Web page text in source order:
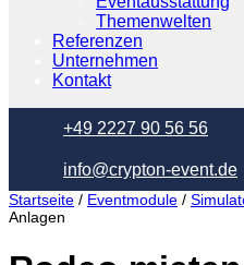
Themenwelten
Referenzen
Unternehmen
Kontakt
+49 2227 90 56 56
info@crypton-event.de
Startseite / Eventmodule /
Anlagen